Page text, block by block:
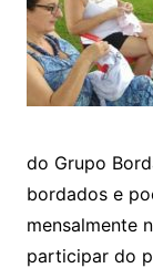
do Grupo
bordados e
mensalmente
participar do